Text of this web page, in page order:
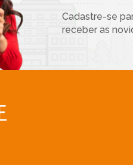
Cadastre-se
receber as